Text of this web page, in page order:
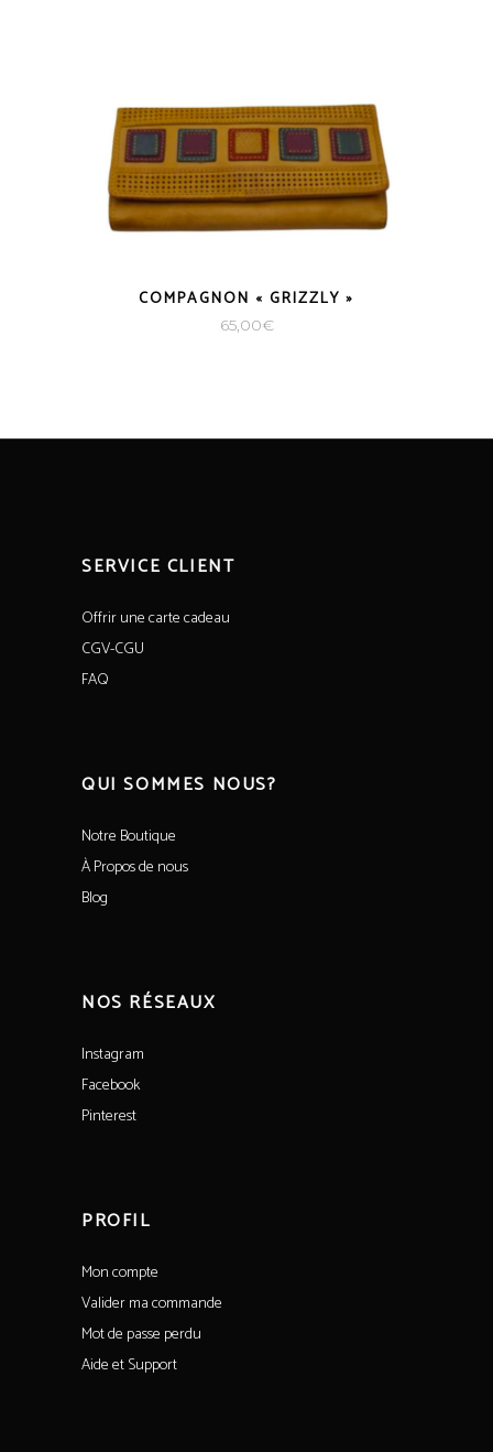
COMPAGNON « GRIZZLY »
65,00€
SERVICE CLIENT
Offrir une carte cadeau
CGV-CGU
FAQ
QUI SOMMES NOUS?
Notre Boutique
À Propos de nous
Blog
NOS RÉSEAUX
Instagram
Facebook
Pinterest
PROFIL
Mon compte
Valider ma commande
Mot de passe perdu
Aide et Support